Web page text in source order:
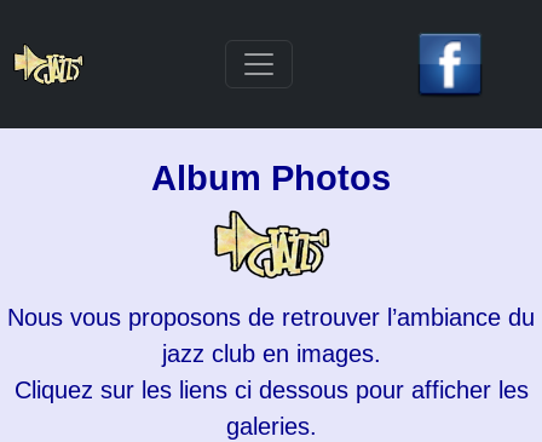
Album Photos
Nous vous proposons de retrouver l’ambiance du
jazz club en images.
Cliquez sur les liens ci dessous pour afficher les
galeries.